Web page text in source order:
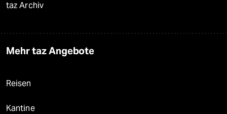
taz Archiv
Mehr taz Angebote
Reisen
Kantine